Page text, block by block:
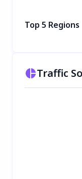
Top 5 Regions
Traffic